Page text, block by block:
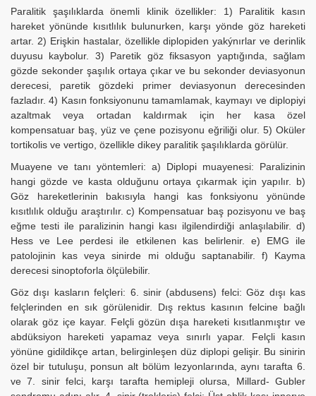
Paralitik şaşılıklarda önemli klinik özellikler: 1) Paralitik kasın
hareket yönünde kısıtlılık bulunurken, karşı yönde göz hareketi
artar. 2) Erişkin hastalar, özellikle diplopiden yakýnırlar ve derinlik
duyusu kaybolur. 3) Paretik göz fiksasyon yaptığında, sağlam
gözde sekonder şaşılık ortaya çıkar ve bu sekonder deviasyonun
derecesi, paretik gözdeki primer deviasyonun derecesinden
fazladır. 4) Kasın fonksiyonunu tamamlamak, kaymayı ve diplopiyi
azaltmak veya ortadan kaldırmak için her kasa özel
kompensatuar baş, yüz ve çene pozisyonu eğriliği olur. 5) Oküler
tortikolis ve vertigo, özellikle dikey paralitik şaşılıklarda görülür.
Muayene ve tanı yöntemleri: a) Diplopi muayenesi: Paralizinin
hangi gözde ve kasta olduğunu ortaya çıkarmak için yapılır. b)
Göz hareketlerinin bakısıyla hangi kas fonksiyonu yönünde
kısıtlılık olduğu araştırılır. c) Kompensatuar baş pozisyonu ve baş
eğme testi ile paralizinin hangi kası ilgilendirdiği anlaşılabilir. d)
Hess ve Lee perdesi ile etkilenen kas belirlenir. e) EMG ile
patolojinin kas veya sinirde mi olduğu saptanabilir. f) Kayma
derecesi sinoptoforla ölçülebilir.
Göz dışı kasların felçleri: 6. sinir (abdusens) felci: Göz dışı kas
felçlerinden en sık görülenidir. Dış rektus kasının felcine bağlı
olarak göz içe kayar. Felçli gözün dışa hareketi kısıtlanmıştır ve
abdüksiyon hareketi yapamaz veya sınırlı yapar. Felçli kasın
yönüne gidildikçe artan, belirginleşen düz diplopi gelişir. Bu sinirin
özel bir tutuluşu, ponsun alt bölüm lezyonlarında, aynı tarafta 6.
ve 7. sinir felci, karşı tarafta hemipleji olursa, Millard- Gubler